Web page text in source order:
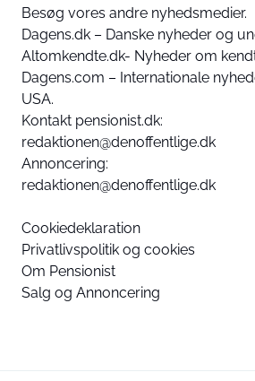
Besøg vores andre nyhedsmedier.
Dagens.dk – Danske nyheder og
Altomkendte.dk- Nyheder om
Dagens.com – Internationale
USA.
Kontakt pensionist.dk:
redaktionen@denoffentlige.dk
Annoncering:
redaktionen@denoffentlige.dk
Cookiedeklaration
Privatlivspolitik og cookies
Om Pensionist
Salg og Annoncering